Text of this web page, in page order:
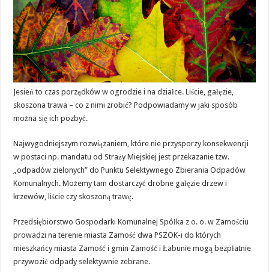
Jesień to czas porządków w ogrodzie i na działce. Liście, gałęzie,
skoszona trawa – co z nimi zrobić? Podpowiadamy w jaki sposób
można się ich pozbyć.
Najwygodniejszym rozwiązaniem, które nie przysporzy konsekwencji
w postaci np. mandatu od Straży Miejskiej jest przekazanie tzw.
„odpadów zielonych” do Punktu Selektywnego Zbierania Odpadów
Komunalnych. Możemy tam dostarczyć drobne gałęzie drzew i
krzewów, liście czy skoszoną trawę.
Przedsiębiorstwo Gospodarki Komunalnej Spółka z o. o. w Zamościu
prowadzi na terenie miasta Zamość dwa PSZOK-i do których
mieszkańcy miasta Zamość i gmin Zamość i Łabunie mogą bezpłatnie
przywozić odpady selektywnie zebrane.